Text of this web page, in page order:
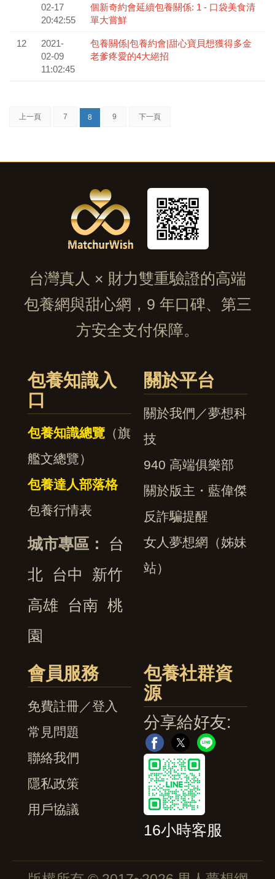
02-17
20:42:55
個新奇約會延續包養關係: 1 - 口袋美食清
單大嘗鮮
12
2021-
02-09
11:02:45
包養關係|包養約會|甜心寶貝想獲得多金
老爹疼愛的4大絕招
上一頁 7 8 9 下一頁
台灣真人 × 財力雙重驗證的高端
包養網與甜心網，9 年口碑、第三
方安全支付保障。
包養知識入
口
包養知識總覽 （旗
艦文總覽）
包養達人部落格
包養行情表
城市專區：
台
北
台中
新竹
高雄
台南 桃
園
關於平台
關於我們／夢想科
技
940 高端俱樂部
關於版主・藍偉傑
反詐騙提醒
女人夢想網（姊妹
站）
會員服務
免費註冊／登入
常見問題
聯絡我們
隱私政策
用戶協議
包養社群資
源
分享給好友:
16小時客服